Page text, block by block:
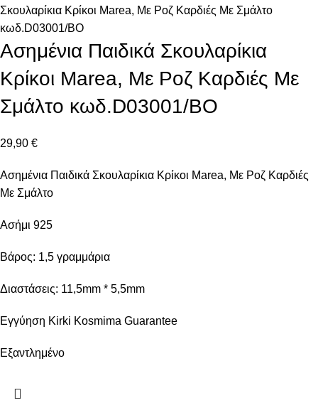
Σκουλαρίκια Κρίκοι Marea, Με Ροζ Καρδιές Με Σμάλτο
κωδ.D03001/BO
Ασημένια Παιδικά Σκουλαρίκια
Κρίκοι Marea, Με Ροζ Καρδιές Με
Σμάλτο κωδ.D03001/BO
29,90 €
Ασημένια Παιδικά Σκουλαρίκια Κρίκοι Marea, Με Ροζ Καρδιές
Με Σμάλτο
Ασήμι 925
Βάρος: 1,5 γραμμάρια
Διαστάσεις: 11,5mm * 5,5mm
Εγγύηση Kirki Kosmima Guarantee
Εξαντλημένο